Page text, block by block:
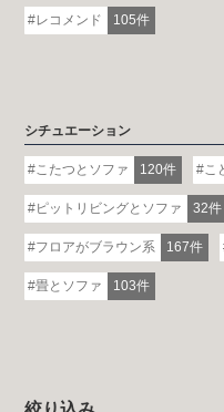
レコメンド 105件
シチュエーション
こたつとソファ 120件 こ
ピットリビングとソファ 32件
フロアがブラウン系 167件
畳とソファ 103件